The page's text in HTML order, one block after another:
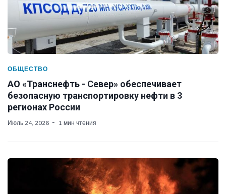
ОБЩЕСТВО
АО «Транснефть - Север» обеспечивает
безопасную транспортировку нефти в 3
регионах России
Июль 24, 2026 1 мин чтения